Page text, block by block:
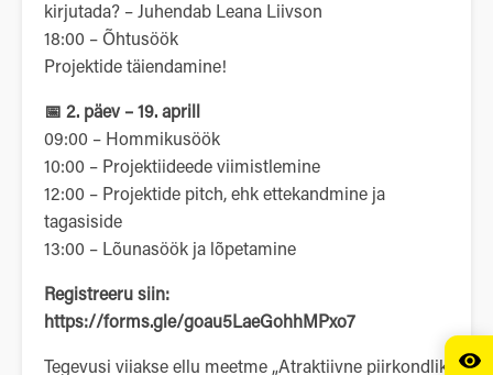
kirjutada? – Juhendab Leana Liivson
18:00 – Õhtusöök
Projektide täiendamine!
📅 2. päev – 19. aprill
09:00 – Hommikusöök
10:00 – Projektiideede viimistlemine
12:00 – Projektide pitch, ehk ettekandmine ja
tagasiside
13:00 – Lõunasöök ja lõpetamine
Registreeru siin:
https://forms.gle/goau5LaeGohhMPxo7
Tegevusi viiakse ellu meetme „Atraktiivne piirkondlik